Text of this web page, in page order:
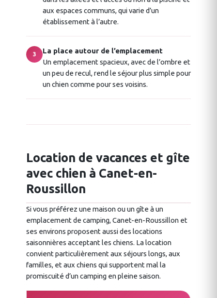
aux espaces communs, qui varie d’un
établissement à l’autre.
3
La place autour de l’emplacement
Un emplacement spacieux, avec de l’ombre et
un peu de recul, rend le séjour plus simple pour
un chien comme pour ses voisins.
Location de vacances et gîte
avec chien à Canet-en-
Roussillon
Si vous préférez une maison ou un gîte à un
emplacement de camping, Canet-en-Roussillon et
ses environs proposent aussi des locations
saisonnières acceptant les chiens. La location
convient particulièrement aux séjours longs, aux
familles, et aux chiens qui supportent mal la
promiscuité d’un camping en pleine saison.